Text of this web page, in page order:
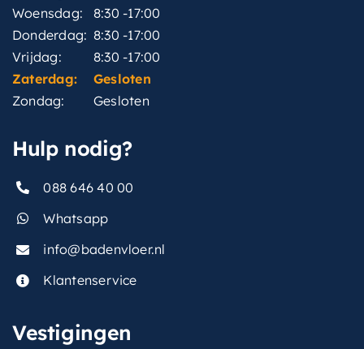
Woensdag:
8:30 -17:00
Donderdag: 8:30 -17:00
Vrijdag:
8:30 -17:00
Zaterdag:
Gesloten
Zondag:
Gesloten
Hulp nodig?
088 646 40 00
Whatsapp
info@badenvloer.nl
Klantenservice
Vestigingen